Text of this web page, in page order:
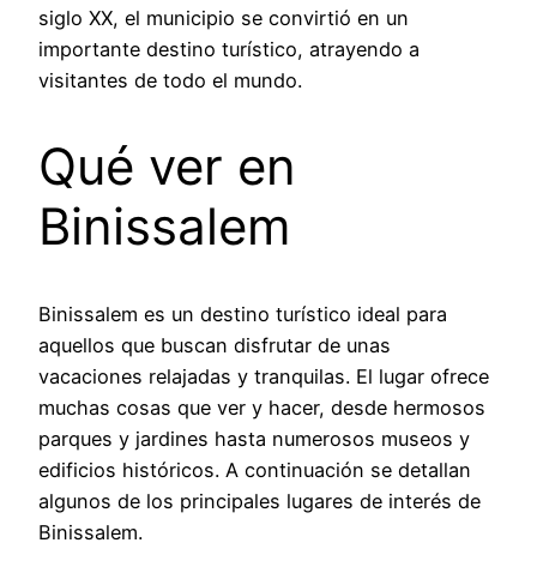
siglo XX, el municipio se convirtió en un
importante destino turístico, atrayendo a
visitantes de todo el mundo.
Qué ver en
Binissalem
Binissalem es un destino turístico ideal para
aquellos que buscan disfrutar de unas
vacaciones relajadas y tranquilas. El lugar ofrece
muchas cosas que ver y hacer, desde hermosos
parques y jardines hasta numerosos museos y
edificios históricos. A continuación se detallan
algunos de los principales lugares de interés de
Binissalem.